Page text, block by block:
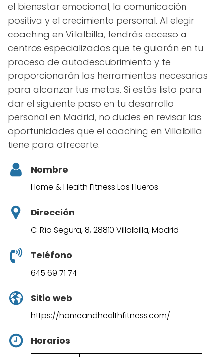
el bienestar emocional, la comunicación
positiva y el crecimiento personal. Al elegir
coaching en Villalbilla, tendrás acceso a
centros especializados que te guiarán en tu
proceso de autodescubrimiento y te
proporcionarán las herramientas necesarias
para alcanzar tus metas. Si estás listo para
dar el siguiente paso en tu desarrollo
personal en Madrid, no dudes en revisar las
oportunidades que el coaching en Villalbilla
tiene para ofrecerte.
Nombre
Home & Health Fitness Los Hueros
Dirección
C. Río Segura, 8, 28810 Villalbilla, Madrid
Teléfono
645 69 71 74
Sitio web
https://homeandhealthfitness.com/
Horarios